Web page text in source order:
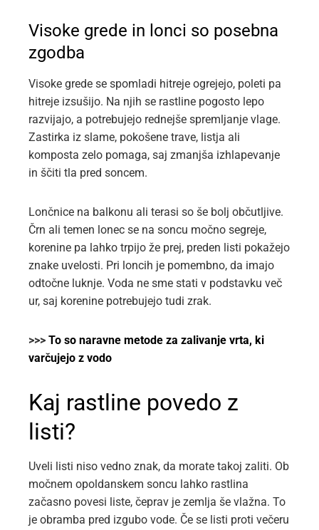
Visoke grede in lonci so posebna
zgodba
Visoke grede se spomladi hitreje ogrejejo, poleti pa
hitreje izsušijo. Na njih se rastline pogosto lepo
razvijajo, a potrebujejo rednejše spremljanje vlage.
Zastirka iz slame, pokošene trave, listja ali
komposta zelo pomaga, saj zmanjša izhlapevanje
in ščiti tla pred soncem.
Lončnice na balkonu ali terasi so še bolj občutljive.
Črn ali temen lonec se na soncu močno segreje,
korenine pa lahko trpijo že prej, preden listi pokažejo
znake uvelosti. Pri loncih je pomembno, da imajo
odtočne luknje. Voda ne sme stati v podstavku več
ur, saj korenine potrebujejo tudi zrak.
>>> To so naravne metode za zalivanje vrta, ki
varčujejo z vodo
Kaj rastline povedo z
listi?
Uveli listi niso vedno znak, da morate takoj zaliti. Ob
močnem opoldanskem soncu lahko rastlina
začasno povesi liste, čeprav je zemlja še vlažna. To
je obramba pred izgubo vode. Če se listi proti večeru